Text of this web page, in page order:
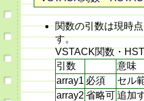
関数の引数は現時
す。
VSTACK関数・
引数
意味
array1 必須
セル
array2 省略可追加